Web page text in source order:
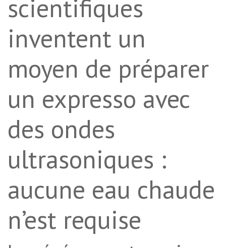
scientifiques
inventent un
moyen de préparer
un expresso avec
des ondes
ultrasoniques :
aucune eau chaude
n’est requise